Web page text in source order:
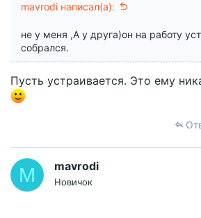
mavrodi написал(а):
не у меня ,А у друга)он на работу
собрался.
Пусть устраивается. Это ему
M mavrodi
Новичок